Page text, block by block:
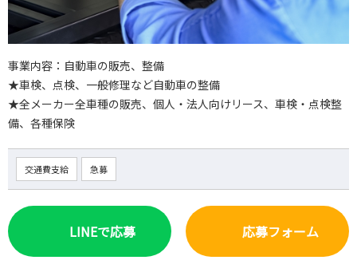
事業内容：自動車の販売、整備
★車検、点検、一般修理など自動車の整備
★全メーカー全車種の販売、個人・法人向けリース、車検・点検整
備、各種保険
交通費支給 急募
LINEで応募 応募フォーム